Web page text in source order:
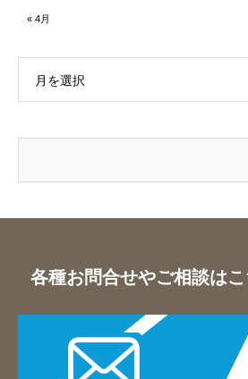
« 4月
月を選択
各種お問合せやご相談は